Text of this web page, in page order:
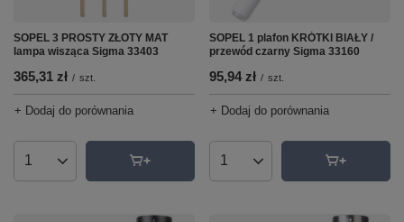
SOPEL 3 PROSTY ZŁOTY MAT
lampa wisząca Sigma 33403
365,31 zł / szt.
+ Dodaj do porównania
Ilość produktów
SOPEL 1 plafon KRÓTKI BIAŁY /
przewód czarny Sigma 33160
95,94 zł / szt.
+ Dodaj do porównania
Ilość produktów